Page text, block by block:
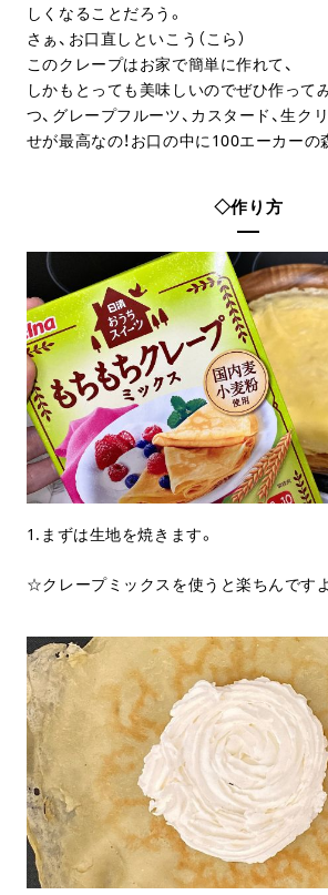
しくなることだろう。
さぁ、お口直しといこう（こら）
このクレープはお家で簡単に作れて、
しかもとっても美味しいのでぜひ作って
つ、グレープフルーツ、カスタード、生ク
せが最高なの！お口の中に100エーカーの
◇作り方
1.まずは生地を焼きます。
☆クレープミックスを使うと楽ちんですよ